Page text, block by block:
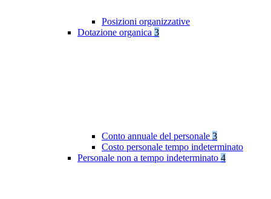
Posizioni organizzative
Dotazione organica 3
Conto annuale del personale 3
Costo personale tempo indeterminato
Personale non a tempo indeterminato 4